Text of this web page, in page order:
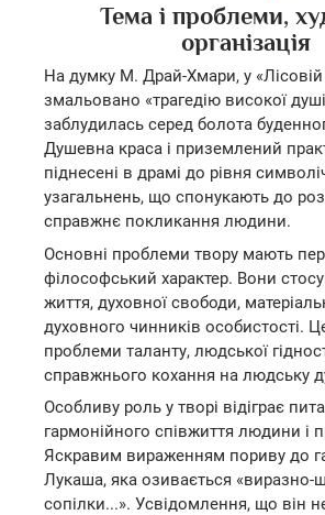
Тема і проблеми,
організація
На думку М. Драй-Хмари, у «Лісовій
змальовано «трагедію високої
заблудилась серед болота
Душевна краса і приземлений
піднесені в драмі до рівня
узагальнень, що спонукають до
справжнє покликання людини.
Основні проблеми твору мають
філософський характер. Вони
життя, духовної свободи,
духовного чинників особистості.
проблеми таланту, людської
справжнього кохання на людську
Особливу роль у творі відіграє
гармонійного співжиття людини і
Яскравим вираженням пориву до
Лукаша, яка озивається «виразно-
сопілки...». Усвідомлення, що він